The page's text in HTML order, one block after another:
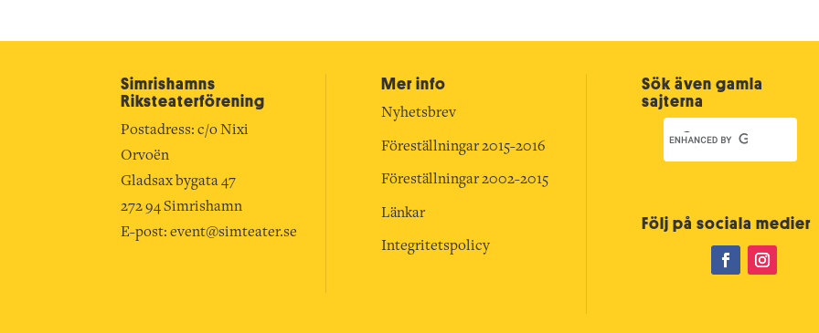
Simrishamns
Riksteater­förening
Postadress: c/o Nixi
Orvoën
Gladsax bygata 47
272 94 Simrishamn
E-post: event@simteater.se
Mer info
Nyhetsbrev
Föreställningar 2015-2016
Föreställningar 2002-2015
Länkar
Integritetspolicy
Sök även gamla
sajterna
Följ på sociala medier